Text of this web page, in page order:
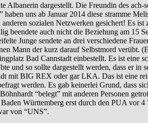
dargestellt. Die Freundin des ach-so
uns ab Januar 2014 diese stramme
sozialen Netzwerken gesichert! Es ist
auch nicht die Beziehung am 15
Junge sendete an drei verschiedene
Mann der kurz darauf Selbstmord verübt.
Bad Cannstadt einbestellt. Es ist eine
und so sollte dargestellt werden, dass er in
mit BIG REX oder gar LKA. Das ist eine
werden. Es gab keinerlei Grund, dass
“belegt” mit anderen Personen
Württemberg erst durch den PUA vor
von “UNS”.